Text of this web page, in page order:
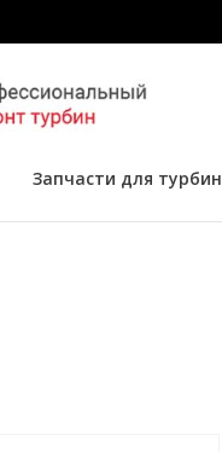
Запчасти для турбин